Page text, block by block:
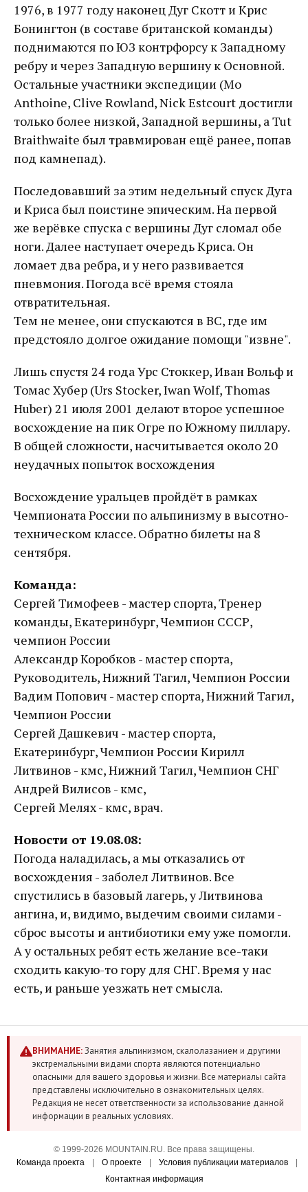
1976, в 1977 году наконец Дуг Скотт и Крис
Бонингтон (в составе британской команды)
поднимаются по ЮЗ контрфорсу к Западному
ребру и через Западную вершину к Основной.
Остальные участники экспедиции (Mo
Anthoine, Clive Rowland, Nick Estcourt достигли
только более низкой, Западной вершины, а Tut
Braithwaite был травмирован ещё ранее, попав
под камнепад).
Последовавший за этим недельный спуск Дуга
и Криса был поистине эпическим. На первой
же верёвке спуска с вершины Дуг сломал обе
ноги. Далее наступает очередь Криса. Он
ломает два ребра, и у него развивается
пневмония. Погода всё время стояла
отвратительная.
Тем не менее, они спускаются в ВС, где им
предстояло долгое ожидание помощи "извне".
Лишь спустя 24 года Урс Стоккер, Иван Вольф и
Томас Хубер (Urs Stocker, Iwan Wolf, Thomas
Huber) 21 июля 2001 делают второе успешное
восхождение на пик Огре по Южному пиллару.
В общей сложности, насчитывается около 20
неудачных попыток восхождения
Восхождение уральцев пройдёт в рамках
Чемпионата России по альпинизму в высотно-
техническом классе. Обратно билеты на 8
сентября.
Команда:
Сергей Тимофеев - мастер спорта, Тренер
команды, Екатеринбург, Чемпион СССР,
чемпион России
Александр Коробков - мастер спорта,
Руководитель, Нижний Тагил, Чемпион России
Вадим Попович - мастер спорта, Нижний Тагил,
Чемпион России
Сергей Дашкевич - мастер спорта,
Екатеринбург, Чемпион России Кирилл
Литвинов - кмс, Нижний Тагил, Чемпион СНГ
Андрей Вилисов - кмс,
Сергей Мелях - кмс, врач.
Новости от 19.08.08:
Погода наладилась, а мы отказались от
восхождения - заболел Литвинов. Все
спустились в базовый лагерь, у Литвинова
ангина, и, видимо, выдечим своими силами -
сброс высоты и антибиотики ему уже помогли.
А у остальных ребят есть желание все-таки
сходить какую-то гору для СНГ. Время у нас
есть, и раньше уезжать нет смысла.
ВНИМАНИЕ:Занятия альпинизмом, скалолазанием и другими
экстремальными видами спорта являются потенциально
опасными для вашего здоровья и жизни. Все материалы сайта
представлены исключительно в ознакомительных целях.
Редакция не несет ответственности за использование данной
информации в реальных условиях.
© 1999-2026 MOUNTAIN.RU. Все права защищены.
Команда проекта
О проекте Условия публикации материалов
Контактная информация